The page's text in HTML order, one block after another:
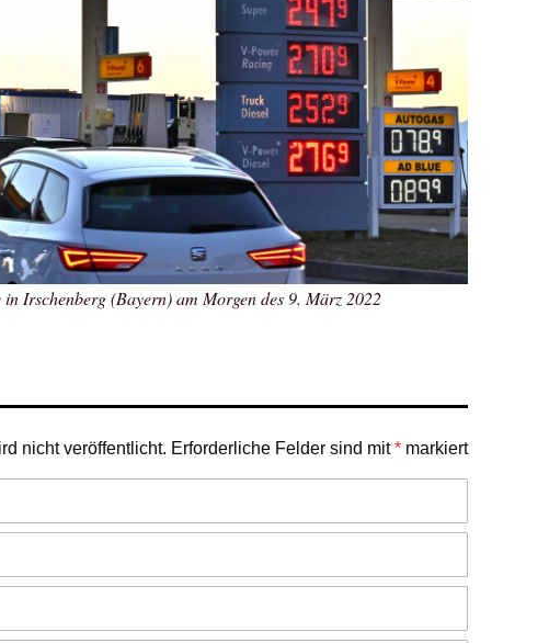
in Irschenberg (Bayern) am Morgen des 9. März 2022
nicht veröffentlicht. Erforderliche Felder sind mit* markiert